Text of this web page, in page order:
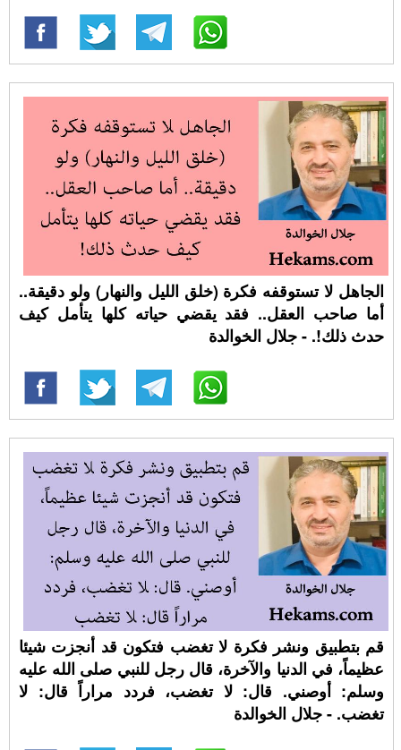
الجاهل لا تستوقفه فكرة (خلق الليل والنهار) ولو دقيقة..
أما صاحب العقل.. فقد يقضي حياته كلها يتأمل كيف
حدث ذلك!. - جلال الخوالدة
قم بتطبيق ونشر فكرة لا تغضب فتكون قد أنجزت شيئا
عظيماً، في الدنيا والآخرة، قال رجل للنبي صلى الله عليه
وسلم: أوصني. قال: لا تغضب، فردد مراراً قال: لا
تغضب. - جلال الخوالدة